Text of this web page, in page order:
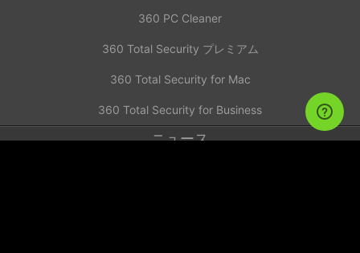
Русский
Türkiye
Français
Italiano
Tiếng Việt
360 PC Cleaner
360 Total Security プレミアム
360 Total Security for Mac
360 Total Security for Business
ニュース